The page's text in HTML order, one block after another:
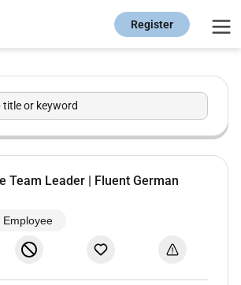
Register
title or keyword
Team Leader | Fluent German
Employee